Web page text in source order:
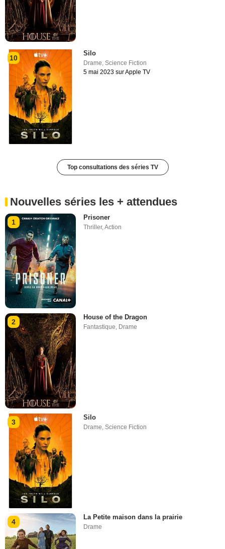
10
Silo
Drame ,Science Fiction
5 mai 2023 sur Apple TV
Top consultations des séries TV
Nouvelles séries les + attendues
1
Prisoner
Thriller,Action
2
House of the Dragon
Fantastique, Drame
3
Silo
Drame ,Science Fiction
4
La Petite maison dans la prairie
Drame